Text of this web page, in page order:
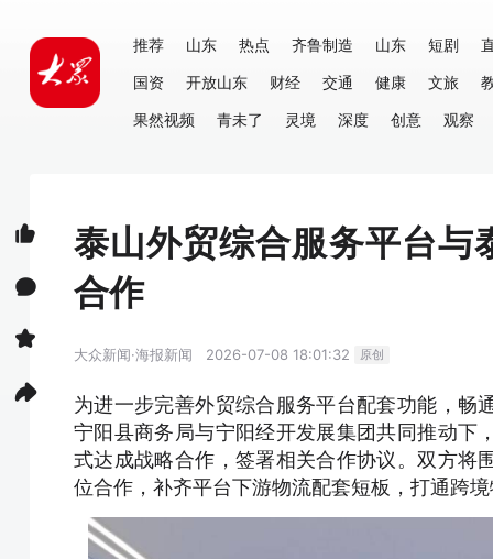
推荐 山东 热点 齐鲁制造 山东 短剧
国资
开放山东 财经 交通 健康 文旅
果然视频
青未了 灵境 深度 创意 观察
泰山外贸综合服务平台与
合作
大众新闻·海报新闻 2026-07-08 18:01:32 原创
为进一步完善外贸综合服务平台配套功能，畅
宁阳县商务局与宁阳经开发展集团共同推动下
式达成战略合作，签署相关合作协议。双方将
位合作，补齐平台下游物流配套短板，打通跨